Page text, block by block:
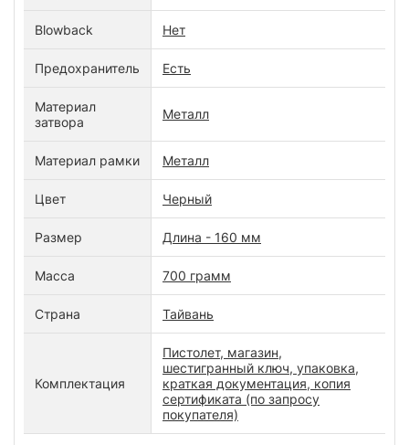
Blowback Нет
Предохранитель Есть
Материал
затвора
Металл
Материал рамки Металл
Цвет Черный
Размер Длина - 160 мм
Масса 700 грамм
Страна Тайвань
Комплектация
Пистолет, магазин,
шестигранный ключ, упаковка,
краткая документация, копия
сертификата (по запросу
покупателя)